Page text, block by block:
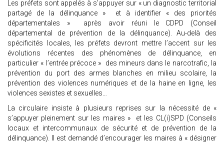
Les préfets sont appelés à s’appuyer sur « un diagnostic territorial
partagé de la délinquance » et à identifier « des priorités
départementales » après avoir réuni le CDPD (Conseil
départemental de prévention de la délinquance). Au-delà des
spécificités locales, les préfets devront mettre l’accent sur les
évolutions récentes des phénomènes de délinquance, en
particulier « l’entrée précoce » des mineurs dans le narcotrafic, la
prévention du port des armes blanches en milieu scolaire, la
prévention des violences numériques et de la haine en ligne, les
violences sexistes et sexuelles…
La circulaire insiste à plusieurs reprises sur la nécessité de «
s’appuyer pleinement sur les maires » et les CL(i)SPD (Conseils
locaux et intercommunaux de sécurité et de prévention de la
délinquance). Il est demandé d’encourager les maires à « désigner